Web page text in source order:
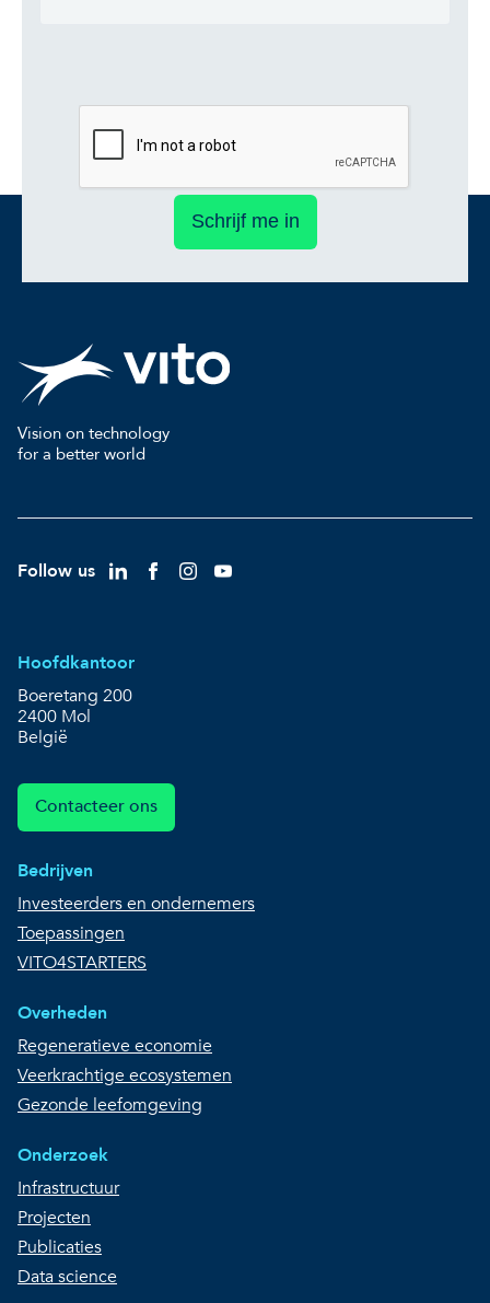
Schrijf me in
Vision on technology
for a better world
Follow us
Hoofdkantoor
Boeretang 200
2400 Mol
België
Contacteer ons
Bedrijven
Investeerders en ondernemers
Toepassingen
VITO4STARTERS
Overheden
Regeneratieve economie
Veerkrachtige ecosystemen
Gezonde leefomgeving
Onderzoek
Infrastructuur
Projecten
Publicaties
Data science